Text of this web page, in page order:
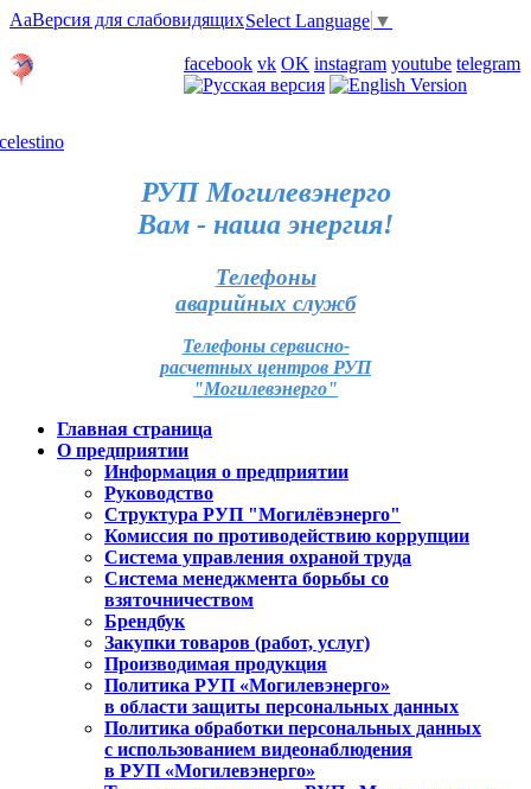
AaВерсия для слабовидящихSelect Language ▼
facebook vk OK instagram youtube telegram
РУП Могилевэнерго
Вам - наша энергия!
Телефоны
аварийных служб
Телефоны сервисно-
расчетных центров РУП
"Могилевэнерго"
Главная страница
О предприятии
Информация о предприятии
Руководство
Структура РУП "Могилёвэнерго"
Комиссия по противодействию коррупции
Система управления охраной труда
Система менеджмента борьбы со
взяточничеством
Брендбук
Закупки товаров (работ, услуг)
Производимая продукция
Политика РУП «Могилевэнерго»
в области защиты персональных данных
Политика обработки персональных данных
с использованием видеонаблюдения
в РУП «Могилевэнерго»